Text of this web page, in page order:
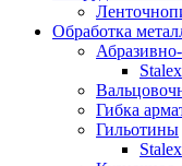
Обработка
Stalex
Гибка
Гильотины
Stalex